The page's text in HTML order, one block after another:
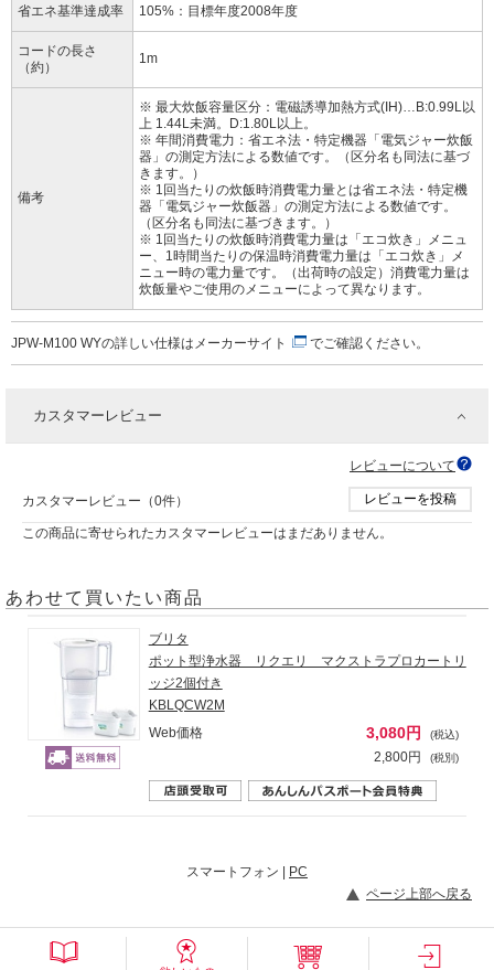
省エネ基準達成率 105%：目標年度2008年度
コードの長さ
（約）
1m
備考
※ 最大炊飯容量区分：電磁誘導加熱方式(IH)…B:0.99L以
上 1.44L未満。D:1.80L以上。
※ 年間消費電力：省エネ法・特定機器「電気ジャー炊飯
器」の測定方法による数値です。（区分名も同法に基づ
きます。）
※ 1回当たりの炊飯時消費電力量とは省エネ法・特定機
器「電気ジャー炊飯器」の測定方法による数値です。
（区分名も同法に基づきます。）
※ 1回当たりの炊飯時消費電力量は「エコ炊き」メニュ
ー、1時間当たりの保温時消費電力量は「エコ炊き」メ
ニュー時の電力量です。（出荷時の設定）消費電力量は
炊飯量やご使用のメニューによって異なります。
JPW-M100 WYの詳しい仕様は メーカーサイト でご確認ください。
カスタマーレビュー
レビューについて
カスタマーレビュー（0件） レビューを投稿
この商品に寄せられたカスタマーレビューはまだありません。
あわせて買いたい商品
ブリタ
ポット型浄水器 リクエリ マクストラプロカートリ
ッジ2個付き
KBLQCW2M
Web価格
3,080円 (税込)
2,800円 (税別)
スマートフォン |
PC
ページ上部へ戻る